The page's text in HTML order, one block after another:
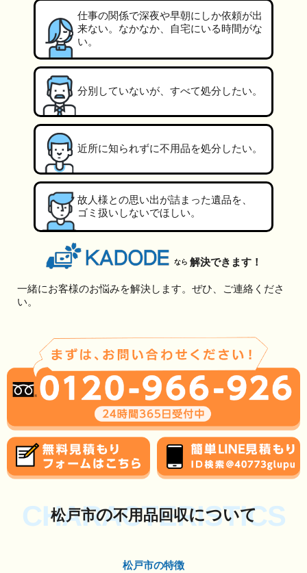
仕事の関係で深夜や早朝にしか依頼が出
来ない。なかなか、自宅にいる時間がな
い。
分別していないが、すべて処分したい。
近所に知られずに不用品を処分したい。
故人様との思い出が詰まった遺品を、
ゴミ扱いしないでほしい。
なら 解決できます！
一緒にお客様のお悩みを解決します。ぜひ、ご連絡くださ
い。
CHARACTERISTICS
松戸市の不用品回収について
松戸市の特徴